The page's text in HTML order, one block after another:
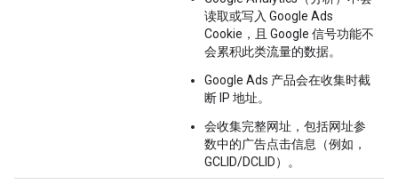
读取或写入 Google Ads
Cookie，且 Google 信号功能不
会累积此类流量的数据。
Google Ads 产品会在收集时截
断 IP 地址。
会收集完整网址，包括网址参
数中的广告点击信息（例如，
GCLID/DCLID）。